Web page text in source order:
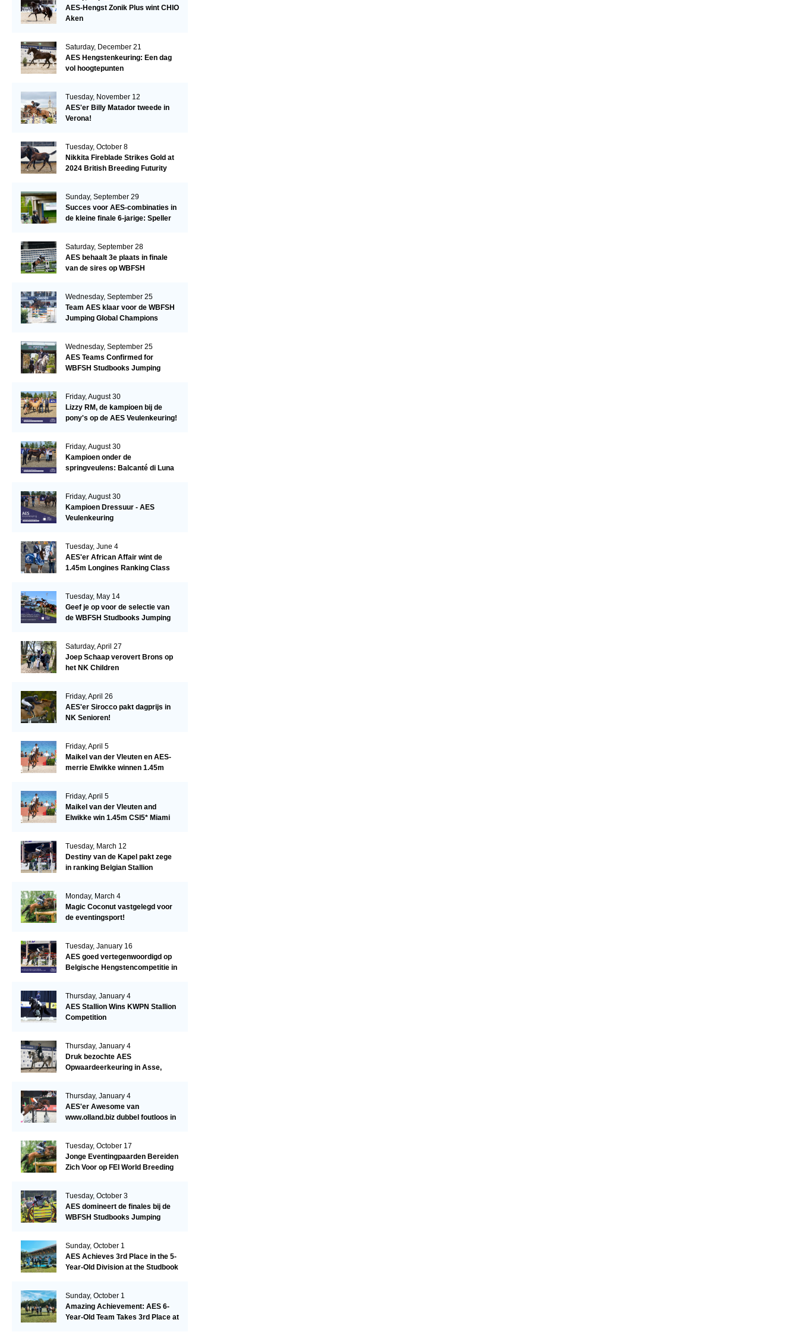
AES-Hengst Zonik Plus wint CHIO
Aken
Saturday, December 21
AES Hengstenkeuring: Een dag
vol hoogtepunten
Tuesday, November 12
AES'er Billy Matador tweede in
Verona!
Tuesday, October 8
Nikkita Fireblade Strikes Gold at
2024 British Breeding Futurity
Sunday, September 29
Succes voor AES-combinaties in
de kleine finale 6-jarige: Speller
Saturday, September 28
AES behaalt 3e plaats in finale
van de sires op WBFSH
Wednesday, September 25
Team AES klaar voor de WBFSH
Jumping Global Champions
Wednesday, September 25
AES Teams Confirmed for
WBFSH Studbooks Jumping
Friday, August 30
Lizzy RM, de kampioen bij de
pony's op de AES Veulenkeuring!
Friday, August 30
Kampioen onder de
springveulens: Balcanté di Luna
Friday, August 30
Kampioen Dressuur - AES
Veulenkeuring
Tuesday, June 4
AES'er African Affair wint de
1.45m Longines Ranking Class
Tuesday, May 14
Geef je op voor de selectie van
de WBFSH Studbooks Jumping
Saturday, April 27
Joep Schaap verovert Brons op
het NK Children
Friday, April 26
AES'er Sirocco pakt dagprijs in
NK Senioren!
Friday, April 5
Maikel van der Vleuten en AES-
merrie Elwikke winnen 1.45m
Friday, April 5
Maikel van der Vleuten and
Elwikke win 1.45m CSI5* Miami
Tuesday, March 12
Destiny van de Kapel pakt zege
in ranking Belgian Stallion
Monday, March 4
Magic Coconut vastgelegd voor
de eventingsport!
Tuesday, January 16
AES goed vertegenwoordigd op
Belgische Hengstencompetitie in
Thursday, January 4
AES Stallion Wins KWPN Stallion
Competition
Thursday, January 4
Druk bezochte AES
Opwaardeerkeuring in Asse,
Thursday, January 4
AES'er Awesome van
www.olland.biz dubbel foutloos in
Tuesday, October 17
Jonge Eventingpaarden Bereiden
Zich Voor op FEI World Breeding
Tuesday, October 3
AES domineert de finales bij de
WBFSH Studbooks Jumping
Sunday, October 1
AES Achieves 3rd Place in the 5-
Year-Old Division at the Studbook
Sunday, October 1
Amazing Achievement: AES 6-
Year-Old Team Takes 3rd Place at